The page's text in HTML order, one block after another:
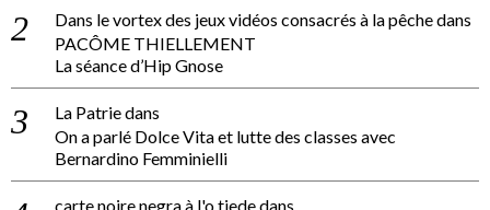
Dans le vortex des jeux vidéos consacrés à la pêchedans
PACÔME THIELLEMENT
La séance d’Hip Gnose
La Patriedans
On a parlé Dolce Vita et lutte des classes avec
Bernardino Femminielli
carte noire negra à l'o tiededans